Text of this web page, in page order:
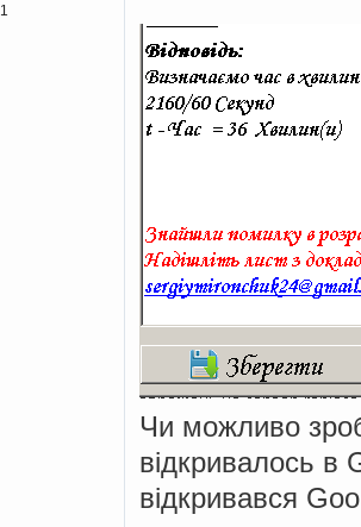
Чи можливо
відкривалось в
відкривався